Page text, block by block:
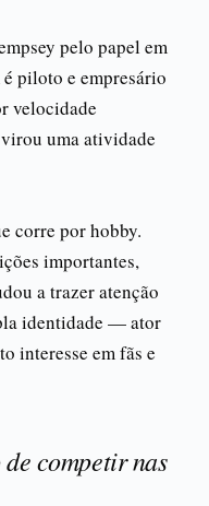
pelo papel em
piloto e empresário
velocidade
uma atividade
corre por hobby.
importantes,
a trazer atenção
identidade — ator
interesse em fãs e
competir nas